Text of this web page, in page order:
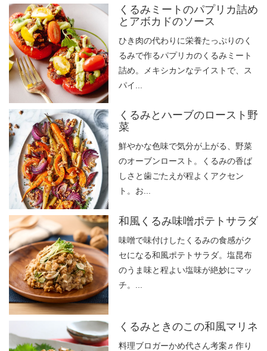
くるみミートのパプリカ詰め
とアボカドのソース
ひき肉の代わりに栄養たっぷりのく
るみで作るパプリカのくるみミート
詰め。メキシカンなテイストで、ス
パイ...
くるみとハーブのロースト野
菜
鮮やかな色味で気分が上がる、野菜
のオーブンロースト。くるみの香ば
しさと歯ごたえが程よくアクセン
ト。お...
和風くるみ味噌ポテトサラダ
味噌で味付けしたくるみの食感がク
セになる和風ポテトサラダ。塩昆布
のうま味と程よい塩味が絶妙にマッ
チ。...
くるみときのこの和風マリネ
料理ブロガーかめ代さん考案♬作り